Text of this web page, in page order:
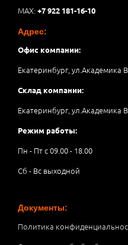
MAX:+7 922 181-16-10
Адрес:
Офис компании:
Екатеринбург, ул.Академика
Склад компании:
Екатеринбург, ул.Академика
Режим работы:
Пн - Пт с 09.00 - 18.00
Сб - Вс выходной
Документы:
Политика